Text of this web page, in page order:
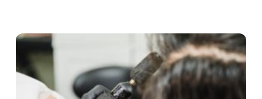
høje koncentration...